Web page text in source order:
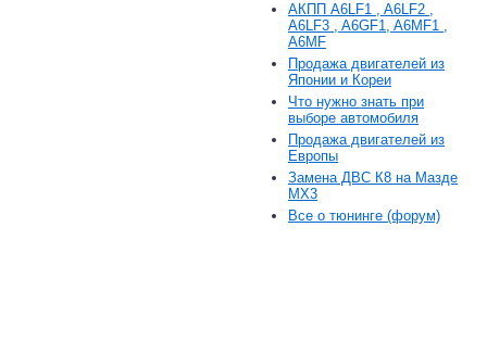
АКПП A6LF1 , A6LF2 ,
A6LF3 , A6GF1, A6MF1 ,
A6MF
Продажа двигателей из
Японии и Кореи
Что нужно знать при
выборе автомобиля
Продажа двигателей из
Европы
Замена ДВС К8 на Мазде
MX3
Все о тюнинге (форум)